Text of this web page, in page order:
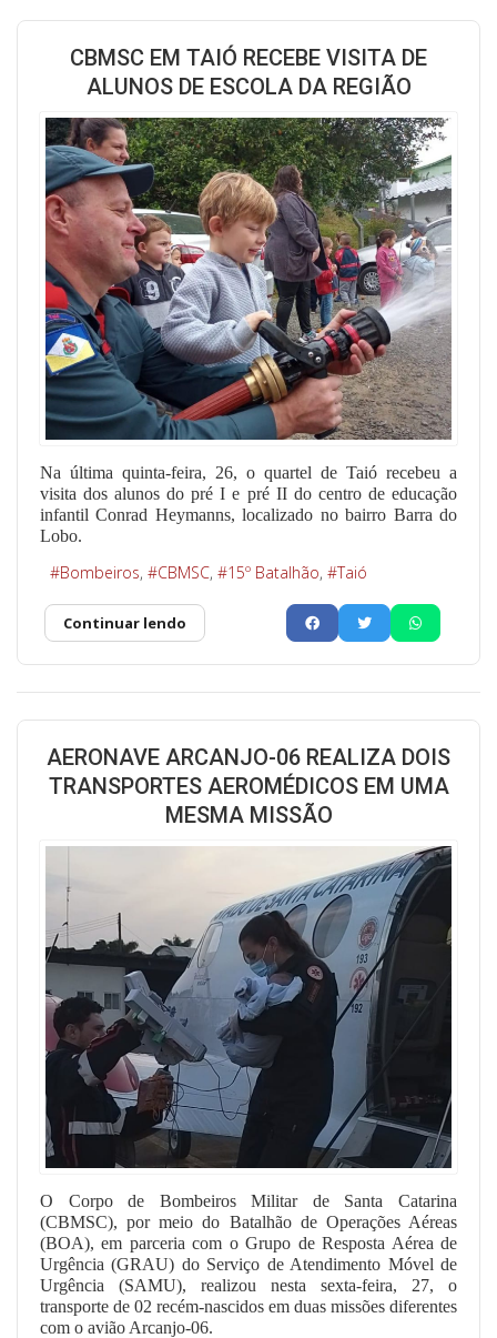
CBMSC EM TAIÓ RECEBE VISITA DE
ALUNOS DE ESCOLA DA REGIÃO
Na última quinta-feira, 26, o quartel de Taió recebeu a
visita dos alunos do pré I e pré II do centro de educação
infantil Conrad Heymanns, localizado no bairro Barra do
Lobo.
Bombeiros CBMSC 15º Batalhão Taió
Continuar lendo
AERONAVE ARCANJO-06 REALIZA DOIS
TRANSPORTES AEROMÉDICOS EM UMA
MESMA MISSÃO
O Corpo de Bombeiros Militar de Santa Catarina
(CBMSC), por meio do Batalhão de Operações Aéreas
(BOA), em parceria com o Grupo de Resposta Aérea de
Urgência (GRAU) do Serviço de Atendimento Móvel de
Urgência (SAMU), realizou nesta sexta-feira, 27, o
transporte de 02 recém-nascidos em duas missões diferentes
com o avião Arcanjo-06.